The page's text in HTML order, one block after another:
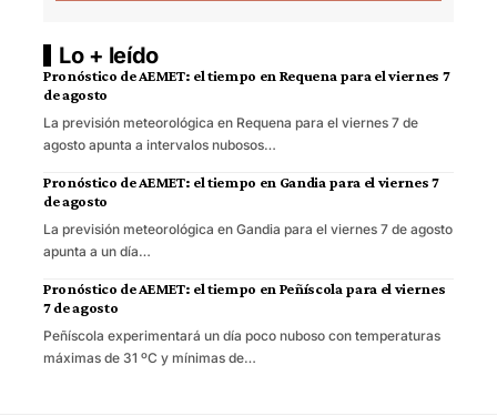
Lo + leído
Pronóstico de AEMET: el tiempo en Requena para el viernes 7
de agosto
La previsión meteorológica en Requena para el viernes 7 de
agosto apunta a intervalos nubosos…
Pronóstico de AEMET: el tiempo en Gandia para el viernes 7
de agosto
La previsión meteorológica en Gandia para el viernes 7 de agosto
apunta a un día…
Pronóstico de AEMET: el tiempo en Peñíscola para el viernes
7 de agosto
Peñíscola experimentará un día poco nuboso con temperaturas
máximas de 31 ºC y mínimas de…